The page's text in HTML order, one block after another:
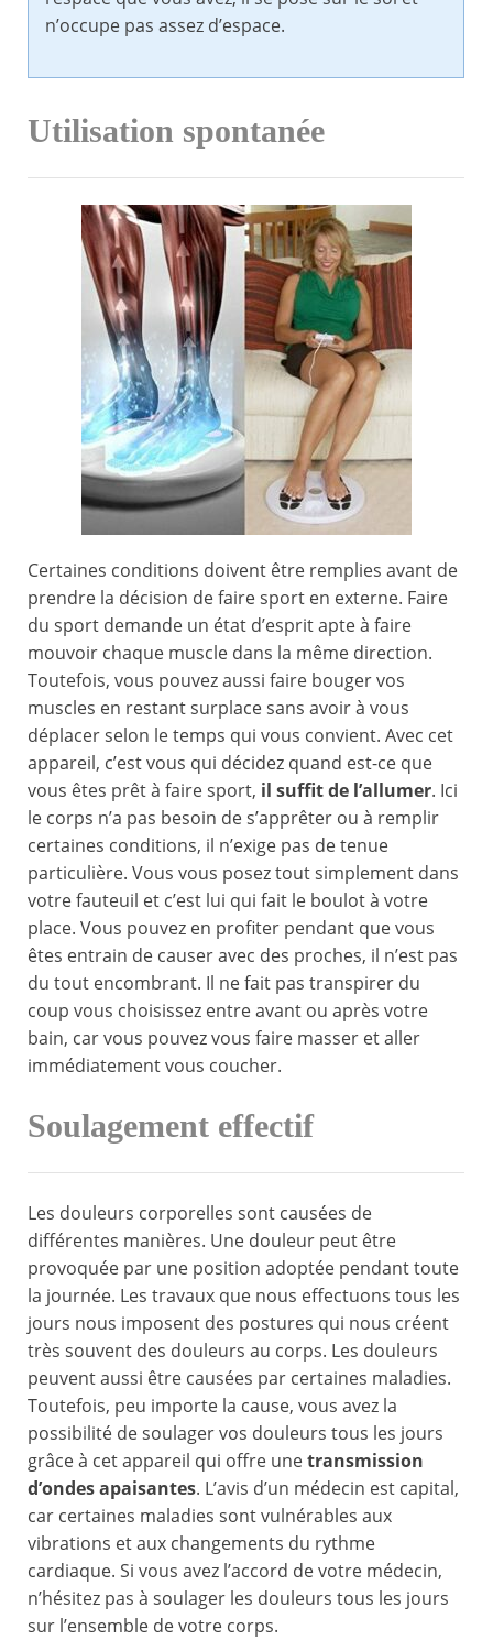
n’occupe pas assez d’espace.
Utilisation spontanée
Certaines conditions doivent être remplies avant de
prendre la décision de faire sport en externe. Faire
du sport demande un état d’esprit apte à faire
mouvoir chaque muscle dans la même direction.
Toutefois, vous pouvez aussi faire bouger vos
muscles en restant surplace sans avoir à vous
déplacer selon le temps qui vous convient. Avec cet
appareil, c’est vous qui décidez quand est-ce que
vous êtes prêt à faire sport, il suffit de l’allumer. Ici
le corps n’a pas besoin de s’apprêter ou à remplir
certaines conditions, il n’exige pas de tenue
particulière. Vous vous posez tout simplement dans
votre fauteuil et c’est lui qui fait le boulot à votre
place. Vous pouvez en profiter pendant que vous
êtes entrain de causer avec des proches, il n’est pas
du tout encombrant. Il ne fait pas transpirer du
coup vous choisissez entre avant ou après votre
bain, car vous pouvez vous faire masser et aller
immédiatement vous coucher.
Soulagement effectif
Les douleurs corporelles sont causées de
différentes manières. Une douleur peut être
provoquée par une position adoptée pendant toute
la journée. Les travaux que nous effectuons tous les
jours nous imposent des postures qui nous créent
très souvent des douleurs au corps. Les douleurs
peuvent aussi être causées par certaines maladies.
Toutefois, peu importe la cause, vous avez la
possibilité de soulager vos douleurs tous les jours
grâce à cet appareil qui offre unetransmission
d’ondes apaisantes. L’avis d’un médecin est capital,
car certaines maladies sont vulnérables aux
vibrations et aux changements du rythme
cardiaque. Si vous avez l’accord de votre médecin,
n’hésitez pas à soulager les douleurs tous les jours
sur l’ensemble de votre corps.